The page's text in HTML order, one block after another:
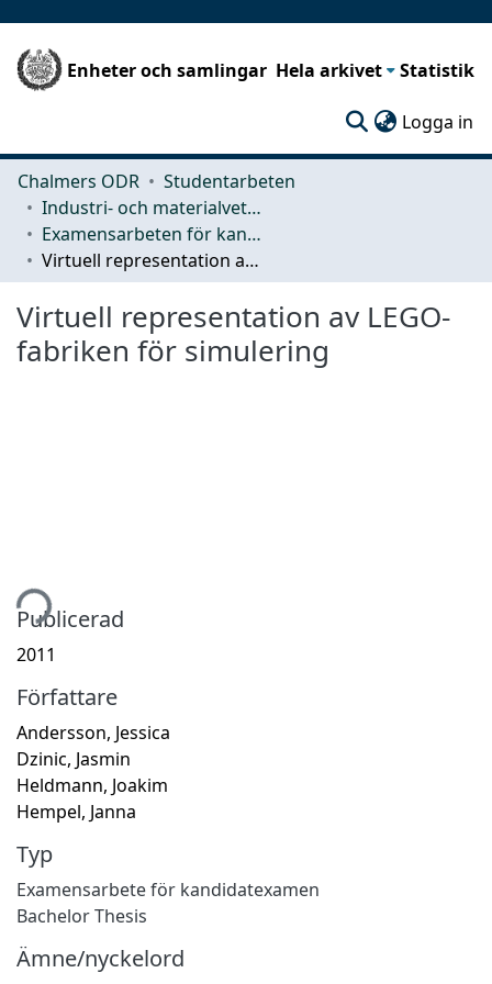
Enheter och samlingar Hela arkivet Statistik
Logga in
Chalmers ODR
Studentarbeten
Industri- och materialvetenskap (IMS)
Examensarbeten för kandidatexamen
Virtuell representation av LEGO-fabriken för simulering
Virtuell representation av LEGO-
fabriken för simulering
Publicerad
2011
Författare
Andersson, Jessica
Dzinic, Jasmin
Heldmann, Joakim
Hempel, Janna
Typ
Examensarbete för kandidatexamen
Bachelor Thesis
Ämne/nyckelord